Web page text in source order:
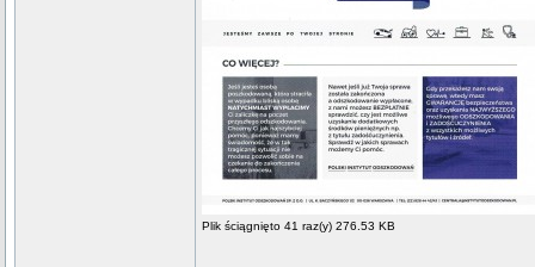
Plik ściągnięto 41 raz(y) 276.53 KB